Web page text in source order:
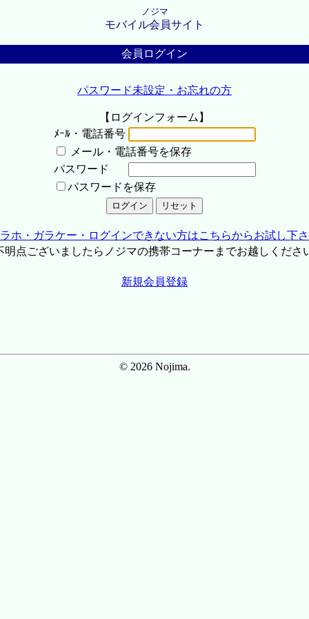
ノジマ
モバイル会員サイト
会員ログイン
パスワード未設定・お忘れの方
【ログインフォーム】
ﾒｰﾙ・電話番号
メール・電話番号を保存
パスワード
パスワードを保存
ホ・ガラケー・ログインできない方はこちらからお試し下
点ございましたらノジマの携帯コーナーまでお越しくださ
新規会員登録
© 2026 Nojima.